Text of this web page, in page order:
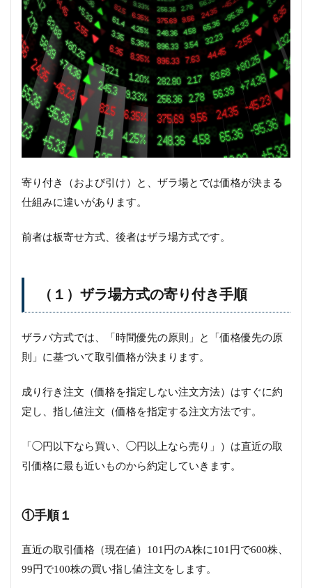
寄り付き（および引け）と、ザラ場とでは価格が決まる
仕組みに違いがあります。
前者は板寄せ方式、後者はザラ場方式です。
（１）ザラ場方式の寄り付き手順
ザラバ方式では、「時間優先の原則」と「価格優先の原
則」に基づいて取引価格が決まります。
成り行き注文（価格を指定しない注文方法）はすぐに約
定し、指し値注文（価格を指定する注文方法です。
「◯円以下なら買い、◯円以上なら売り」）は直近の取
引価格に最も近いものから約定していきます。
①手順１
直近の取引価格（現在値）101円のA株に101円で600株、
99円で100株の買い指し値注文をします。